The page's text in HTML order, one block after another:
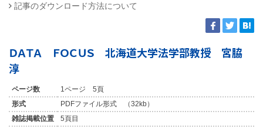
記事のダウンロード方法について
ＤＡＴＡ ＦＯＣＵＳ 北海道大学法学部教授 宮脇
淳
ページ数
1ページ 5頁
形式
PDFファイル形式 （32kb）
雑誌掲載位置
5頁目